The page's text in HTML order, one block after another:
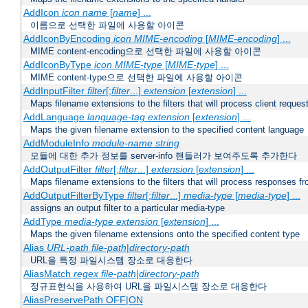
AddIcon icon name[name] ...
이름으로 선택한 파일에 사용할 아이콘
AddIconByEncoding icon MIME-encoding[MIME-encoding] ...
MIME content-encoding으로 선택한 파일에 사용할 아이콘
AddIconByType icon MIME-type[MIME-type] ...
MIME content-type으로 선택한 파일에 사용할 아이콘
AddInputFilter filter[;filter...] extension[extension] ...
Maps filename extensions to the filters that will process client
AddLanguage language-tag extension[extension] ...
Maps the given filename extension to the specified content language
AddModuleInfo module-name string
모듈에 대한 추가 정보를 server-info 핸들러가 보여주도록 추가한다
AddOutputFilter filter[;filter...] extension[extension] ...
Maps filename extensions to the filters that will process responses
AddOutputFilterByType filter[;filter...] media-type[media-type] ...
assigns an output filter to a particular media-type
AddType media-type extension[extension] ...
Maps the given filename extensions onto the specified content type
Alias URL-path file-path|directory-path
URL을 특정 파일시스템 장소로 대응한다
AliasMatch regex file-path|directory-path
정규표현식을 사용하여 URL을 파일시스템 장소로 대응한다
AliasPreservePath OFF|ON